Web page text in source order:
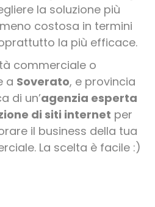
la soluzione più
costosa in termini
la più efficace.
commerciale o
a Soverato, e provincia
di un’agenzia esperta
di siti internet per
il business della tua
La scelta è facile :)